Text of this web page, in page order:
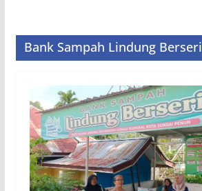
Bank Sampah Lindung Berseri